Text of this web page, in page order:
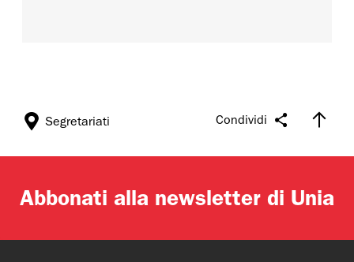
Condividi
Segretariati
Abbonati alla newsletter di Unia